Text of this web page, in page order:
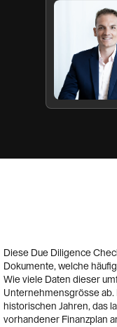
Diese Due Diligence
Dokumente, welche
Wie viele Daten dieser
Unternehmensgrösse ab.
historischen Jahren, das
vorhandener Finanzplan